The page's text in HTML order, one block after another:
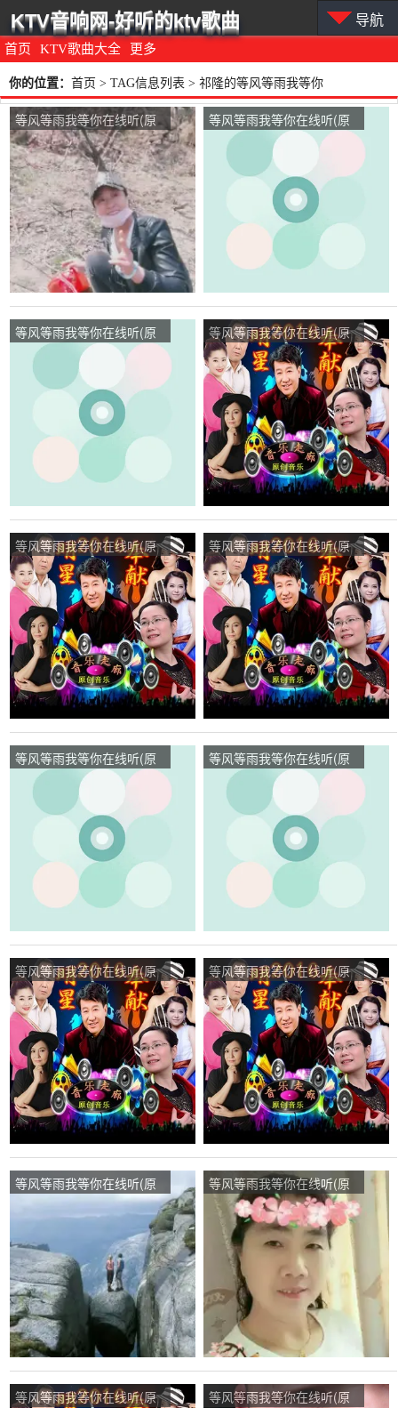
首页 KTV歌曲大全 更多
KTV音响网-好听的ktv歌曲 导航
你的位置： 首页 > TAG信息列表 > 祁隆的等风等雨我等你
等风等雨我等你在线听(原
唱是花树)，开心的燕子演
唱点播:125次
等风等雨我等你在线听(原
唱是花树)，红玫瑰家和万
事兴演唱点播:32次
等风等雨我等你在线听(原
唱是花树)， 岁月静好演
唱点播:119次
等风等雨我等你在线听(原
唱是花树)，梦寻鸿雁演唱
点播:34次
等风等雨我等你在线听(原
唱是花树)，杨荣演唱点
播:106次
等风等雨我等你在线听(原
唱是花树)，红尘情歌王全
莲演唱点播:255次
等风等雨我等你在线听(原
唱是音乐走廊/歌一生)，云
飞扬演唱点播:34次
等风等雨我等你在线听(原
唱是音乐走廊/歌一生)，小
群演唱点播:25次
等风等雨我等你在线听(原
唱是音乐走廊/歌一生)，吉
祥如意演唱点播:53次
等风等雨我等你在线听(原
唱是花树)，明天会更好演
唱点播:211次
等风等雨我等你在线听(原
唱是音乐走廊/歌一生)，乐
的！“起点”演唱点播:228次
等风等雨我等你在线听(原
唱是花树)，美丽芳香演唱
点播:382次
等风等雨我等你在线听(原
等风等雨我等你在线听(原